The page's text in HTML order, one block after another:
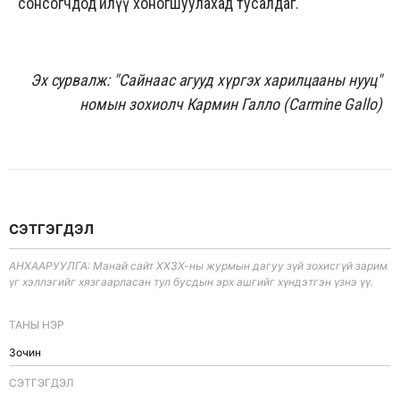
Эх сурвалж: "Сайнаас агууд хүргэх харилцааны нууц"
номын зохиолч Кармин Галло (Carmine Gallo)
СЭТГЭГДЭЛ
АНХААРУУЛГА: Манай сайт ХХЗХ-ны журмын дагуу зүй зохисгүй зарим
үг хэллэгийг хязгаарласан тул бусдын эрх ашгийг хүндэтгэн үзнэ үү.
ТАНЫ НЭР
CЭТГЭГДЭЛ